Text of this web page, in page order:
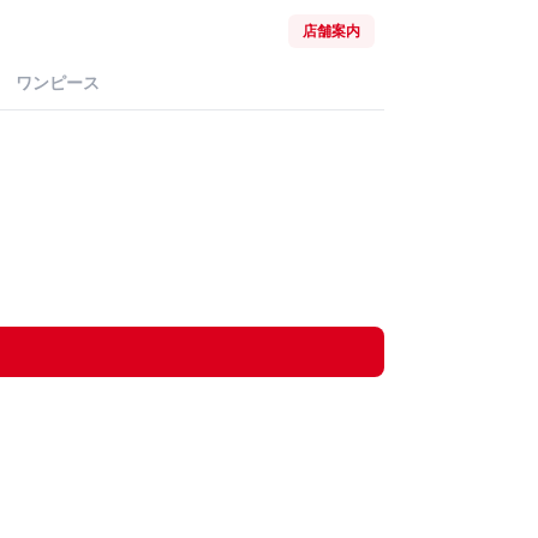
店舗案内
ワンピース